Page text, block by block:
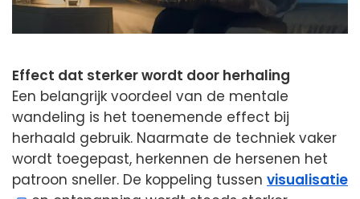
Effect dat sterker wordt door herhaling
Een belangrijk voordeel van de mentale
wandeling is het toenemende effect bij
herhaald gebruik. Naarmate de techniek vaker
wordt toegepast, herkennen de hersenen het
patroon sneller. De koppeling tussen visualisatie